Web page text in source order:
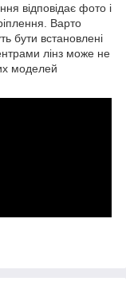
відповідає фото і
Варто
бути встановлені
лінз може не
моделей